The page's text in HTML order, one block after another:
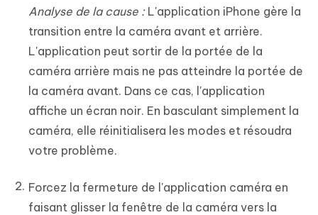
Analyse de la cause :L'application iPhone gère la
transition entre la caméra avant et arrière.
L'application peut sortir de la portée de la
caméra arrière mais ne pas atteindre la portée de
la caméra avant. Dans ce cas, l'application
affiche un écran noir. En basculant simplement la
caméra, elle réinitialisera les modes et résoudra
votre problème.
Forcez la fermeture de l'application caméra en
faisant glisser la fenêtre de la caméra vers la